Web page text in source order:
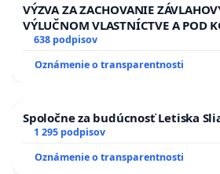
VÝZVA ZA ZACHOVANIE
VÝLUČNOM VLASTNÍCTVE A POD
SLOVENSKEJ REPUBLIKY & žiadosť
kanálov na Slovensku
638 podpisov
Oznámenie o transparentnosti
Spoločne za budúcnosť Letiska
1 295 podpisov
Oznámenie o transparentnosti